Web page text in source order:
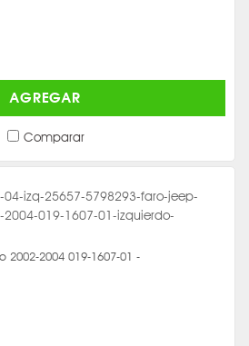
AGREGAR
Comparar
2002-2004 019-1607-01 -